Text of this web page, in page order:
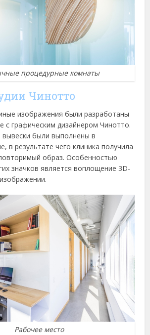
процедурные комнаты
Чинотто
изображения были разработаны
с графическим дизайнером Чинотто.
вывески были выполнены в
в результате чего клиника получила
образ. Особенностью
значков является воплощение 3D-
Рабочее место